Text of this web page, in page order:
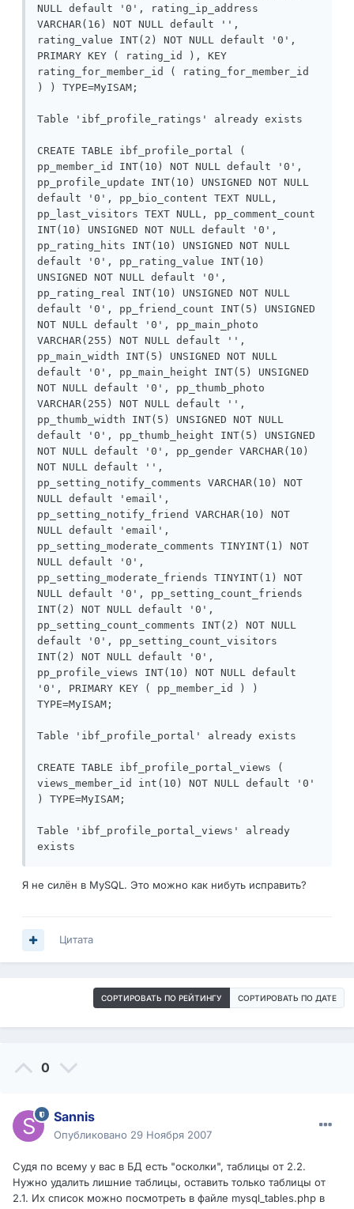
NULL default '0', rating_ip_address
VARCHAR(16) NOT NULL default '',
rating_value INT(2) NOT NULL default '0',
PRIMARY KEY ( rating_id ), KEY
rating_for_member_id ( rating_for_member_id
) ) TYPE=MyISAM;
Table 'ibf_profile_ratings' already exists
CREATE TABLE ibf_profile_portal (
pp_member_id INT(10) NOT NULL default '0',
pp_profile_update INT(10) UNSIGNED NOT NULL
default '0', pp_bio_content TEXT NULL,
pp_last_visitors TEXT NULL, pp_comment_count
INT(10) UNSIGNED NOT NULL default '0',
pp_rating_hits INT(10) UNSIGNED NOT NULL
default '0', pp_rating_value INT(10)
UNSIGNED NOT NULL default '0',
pp_rating_real INT(10) UNSIGNED NOT NULL
default '0', pp_friend_count INT(5) UNSIGNED
NOT NULL default '0', pp_main_photo
VARCHAR(255) NOT NULL default '',
pp_main_width INT(5) UNSIGNED NOT NULL
default '0', pp_main_height INT(5) UNSIGNED
NOT NULL default '0', pp_thumb_photo
VARCHAR(255) NOT NULL default '',
pp_thumb_width INT(5) UNSIGNED NOT NULL
default '0', pp_thumb_height INT(5) UNSIGNED
NOT NULL default '0', pp_gender VARCHAR(10)
NOT NULL default '',
pp_setting_notify_comments VARCHAR(10) NOT
NULL default 'email',
pp_setting_notify_friend VARCHAR(10) NOT
NULL default 'email',
pp_setting_moderate_comments TINYINT(1) NOT
NULL default '0',
pp_setting_moderate_friends TINYINT(1) NOT
NULL default '0', pp_setting_count_friends
INT(2) NOT NULL default '0',
pp_setting_count_comments INT(2) NOT NULL
default '0', pp_setting_count_visitors
INT(2) NOT NULL default '0',
pp_profile_views INT(10) NOT NULL default
'0', PRIMARY KEY ( pp_member_id ) )
TYPE=MyISAM;
Table 'ibf_profile_portal' already exists
CREATE TABLE ibf_profile_portal_views (
views_member_id int(10) NOT NULL default '0'
) TYPE=MyISAM;
Table 'ibf_profile_portal_views' already
exists
Я не силён в MySQL. Это можно как нибуть исправить?
Цитата
СОРТИРОВАТЬ ПО РЕЙТИНГУ СОРТИРОВАТЬ ПО ДАТЕ
0
Sannis
Опубликовано 29 Ноября 2007
Судя по всему у вас в БД есть "осколки", таблицы от 2.2.
Нужно удалить лишние таблицы, оставить только таблицы от
2.1. Их список можно посмотреть в файле mysql_tables.php в